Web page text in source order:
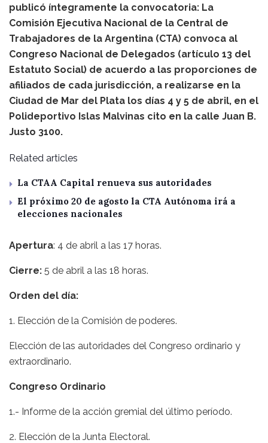
publicó íntegramente la convocatoria: La
Comisión Ejecutiva Nacional de la Central de
Trabajadores de la Argentina (CTA) convoca al
Congreso Nacional de Delegados (artículo 13 del
Estatuto Social) de acuerdo a las proporciones de
afiliados de cada jurisdicción, a realizarse en la
Ciudad de Mar del Plata los días 4 y 5 de abril, en el
Polideportivo Islas Malvinas cito en la calle Juan B.
Justo 3100.
Related articles
La CTAA Capital renueva sus autoridades
El próximo 20 de agosto la CTA Autónoma irá a
elecciones nacionales
Apertura: 4 de abril a las 17 horas.
Cierre: 5 de abril a las 18 horas.
Orden del día:
1. Elección de la Comisión de poderes.
Elección de las autoridades del Congreso ordinario y
extraordinario.
Congreso Ordinario
1.- Informe de la acción gremial del último período.
2. Elección de la Junta Electoral.